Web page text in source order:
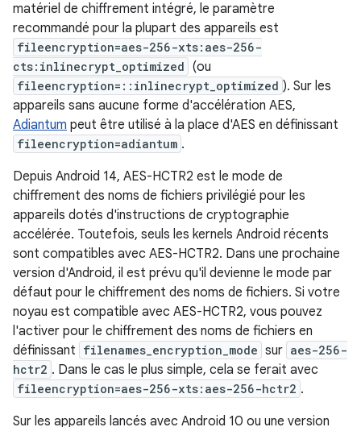
matériel de chiffrement intégré, le paramètre
recommandé pour la plupart des appareils est
fileencryption=aes-256-xts:aes-256-
cts:inlinecrypt_optimized (ou
fileencryption=::inlinecrypt_optimized ). Sur les
appareils sans aucune forme d'accélération AES,
Adiantum peut être utilisé à la place d'AES en définissant
fileencryption=adiantum .
Depuis Android 14, AES-HCTR2 est le mode de
chiffrement des noms de fichiers privilégié pour les
appareils dotés d'instructions de cryptographie
accélérée. Toutefois, seuls les kernels Android récents
sont compatibles avec AES-HCTR2. Dans une prochaine
version d'Android, il est prévu qu'il devienne le mode par
défaut pour le chiffrement des noms de fichiers. Si votre
noyau est compatible avec AES-HCTR2, vous pouvez
l'activer pour le chiffrement des noms de fichiers en
définissant filenames_encryption_mode sur aes-256-
hctr2 . Dans le cas le plus simple, cela se ferait avec
fileencryption=aes-256-xts:aes-256-hctr2 .
Sur les appareils lancés avec Android 10 ou une version